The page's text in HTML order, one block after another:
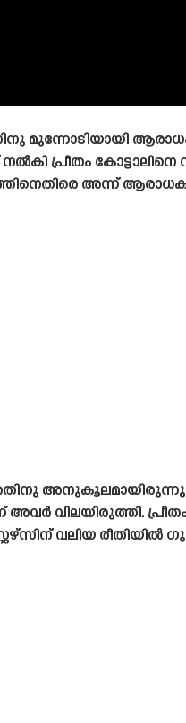
മുന്നോടിയായി
പ്രീതം കോട്ടാലിനെ
അന്ന്
അവർ
വലിയ